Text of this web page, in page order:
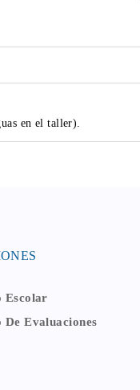
en el taller).
Escolar
De Evaluaciones